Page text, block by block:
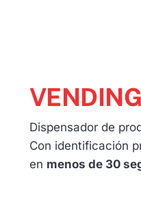
Dispensador de
Con identificación
en menos de 30